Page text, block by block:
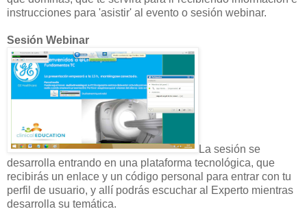
instrucciones para 'asistir' al evento o sesión webinar.
Sesión Webinar
La sesión se
desarrolla entrando en una plataforma tecnológica, que
recibirás un enlace y un código personal para entrar con tu
perfil de usuario, y allí podrás escuchar al Experto mientras
desarrolla su temática.